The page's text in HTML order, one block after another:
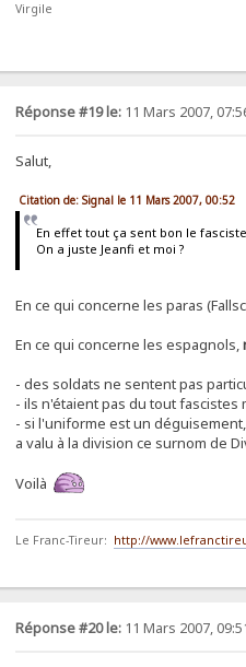
Virgile
Réponse #19 le:11 Mars 2007,
Salut,
Citation de: Signal le 11 Mars 2007, 00:52
En effet tout ça sent bon le
On a juste Jeanfi et moi ?
En ce qui concerne les paras
En ce qui concerne les espagnols,
- des soldats ne sentent pas
- ils n'étaient pas du tout fascistes
- si l'uniforme est un
a valu à la division ce surnom de
Voilà
Le Franc-Tireur: http://
Réponse #20 le:11 Mars 2007,